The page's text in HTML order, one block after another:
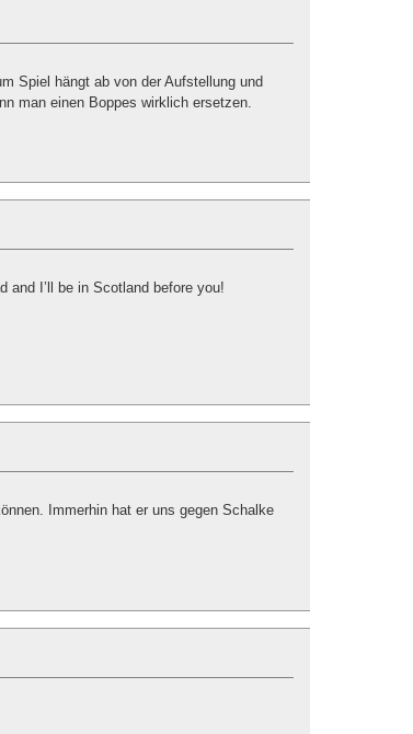
Spiel hängt ab von der Aufstellung und
man einen Boppes wirklich ersetzen.
and I’ll be in Scotland before you!
Immerhin hat er uns gegen Schalke